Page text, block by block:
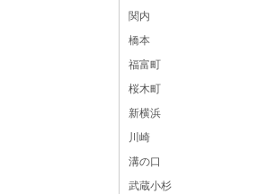
関内
橋本
福富町
桜木町
新横浜
川崎
溝の口
武蔵小杉